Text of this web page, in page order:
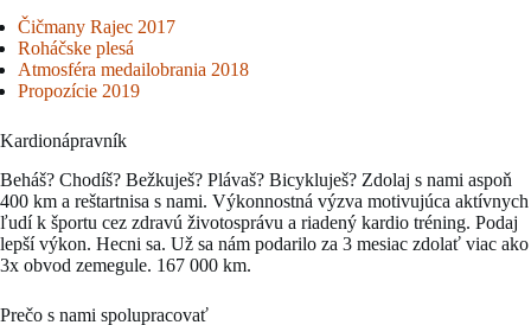
Čičmany Rajec 2017
Roháčske plesá
Atmosféra medailobrania 2018
Propozície 2019
Kardionápravník
Beháš? Chodíš? Bežkuješ? Plávaš? Bicykluješ? Zdolaj s nami aspoň
400 km a reštartnisa s nami. Výkonnostná výzva motivujúca aktívnych
ľudí k športu cez zdravú životosprávu a riadený kardio tréning. Podaj
lepší výkon. Hecni sa. Už sa nám podarilo za 3 mesiac zdolať viac ako
3x obvod zemegule. 167 000 km.
Prečo s nami spolupracovať